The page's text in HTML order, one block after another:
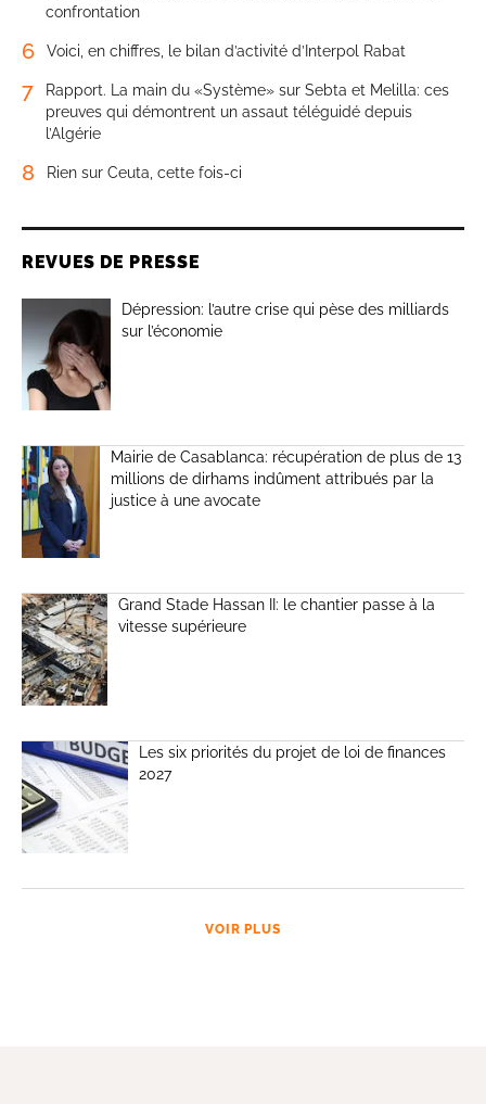
confrontation
6 Voici, en chiffres, le bilan d’activité d’Interpol Rabat
7
Rapport. La main du «Système» sur Sebta et Melilla: ces
preuves qui démontrent un assaut téléguidé depuis
l’Algérie
8 Rien sur Ceuta, cette fois-ci
REVUES DE PRESSE
Dépression: l’autre crise qui pèse des milliards
sur l’économie
Mairie de Casablanca: récupération de plus de 13
millions de dirhams indûment attribués par la
justice à une avocate
Grand Stade Hassan II: le chantier passe à la
vitesse supérieure
Les six priorités du projet de loi de finances
2027
VOIR PLUS